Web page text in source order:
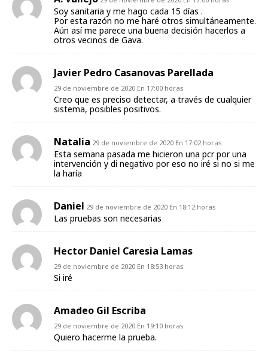
Soy sanitaria y me hago cada 15 días .
Por esta razón no me haré otros simultáneamente.
Aún así me parece una buena decisión hacerlos a
otros vecinos de Gava.
Javier Pedro Casanovas Parellada
29 de noviembre de 2020 En 17:00 horas
Creo que es preciso detectar, a través de cualquier
sistema, posibles positivos.
Natalia 29 de noviembre de 2020 En 17:02 horas
Esta semana pasada me hicieron una pcr por una
intervención y di negativo por eso no iré si no si me
la haría
Daniel 29 de noviembre de 2020 En 18:12 horas
Las pruebas son necesarias
Hector Daniel Caresia Lamas
29 de noviembre de 2020 En 18:53 horas
Si iré
Amadeo Gil Escriba
29 de noviembre de 2020 En 19:10 horas
Quiero hacerme la prueba.